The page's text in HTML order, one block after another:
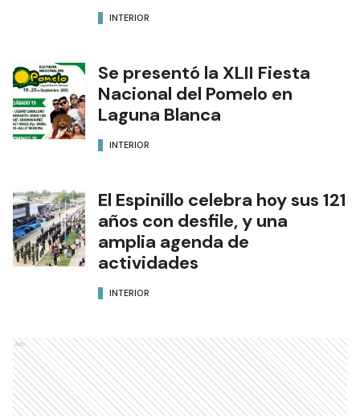
INTERIOR
Se presentó la XLII Fiesta
Nacional del Pomelo en
Laguna Blanca
INTERIOR
El Espinillo celebra hoy sus 121
años con desfile, y una
amplia agenda de
actividades
INTERIOR
Ads